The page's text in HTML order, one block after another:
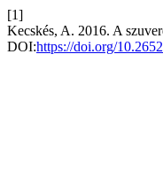
[1]
Kecskés, A. 2016. A
DOI:https://doi.org/